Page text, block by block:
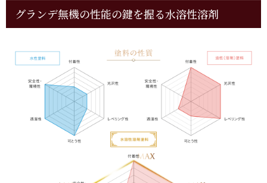
グランデ無機の性能の鍵を握る水溶性溶剤